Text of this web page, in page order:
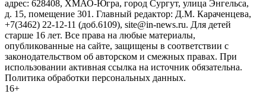
адрес: 628408, ХМАО-Югра, город Сургут, улица Энгельса,
д. 15, помещение 301. Главный редактор: Д.М. Караченцева,
+7(3462) 22-12-11 (доб.6109), site@in-news.ru. Для детей
старше 16 лет. Все права на любые материалы,
опубликованные на сайте, защищены в соответствии с
законодательством об авторском и смежных правах. При
использовании активная ссылка на источник обязательна.
Политика обработки персональных данных.
16+